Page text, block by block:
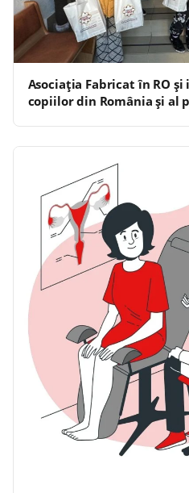
Asociația Fabricat în RO
copiilor din România și al